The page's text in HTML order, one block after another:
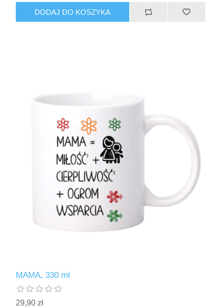
DODAJ DO KOSZYKA
MAMA, 330 ml
29,90 zł